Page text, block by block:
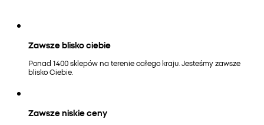
Zawsze blisko ciebie
Ponad 1400 sklepów na terenie całego kraju. Jesteśmy zawsze
blisko Ciebie.
Zawsze niskie ceny